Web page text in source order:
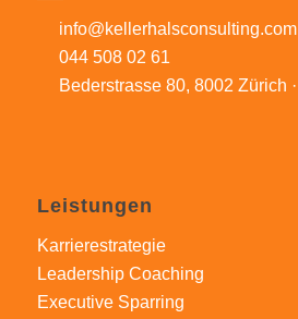
info@kellerhalsconsulting.com
044 508 02 61
Bederstrasse 80, 8002 Zürich
Leistungen
Karrierestrategie
Leadership Coaching
Executive Sparring